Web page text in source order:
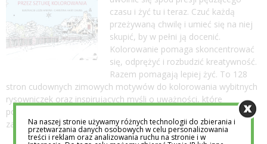
czasu i żyć tu i teraz. Czuć każdą
przeżywaną chwilę i umieć się na niej
skupić, by w pełni ją docenić.
Kolorowanie pomaga skoncentrować
się, odprężyć i rozbudzić kreatywność.
Razem pomagają lepiej żyć. To 128
stron cudownych zimowych motywów do kolorowania wybitnych
rysowniczek oraz inspirujących myśli o uważności, które
poprowadzą cię tam, gdzie w zabieganiu i stresie chciałbyś się
zatrzymać i poczuć naprawdę dobrze.
Na naszej stronie używamy różnych technologii do zbierania i
przetwarzania danych osobowych w celu personalizowania
treści i reklam oraz analizowania ruchu na stronie i w